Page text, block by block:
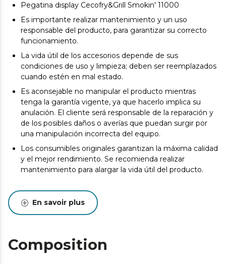
Pegatina display Cecofry&Grill Smokin' 11000
Es importante realizar mantenimiento y un uso
responsable del producto, para garantizar su correcto
funcionamiento.
La vida útil de los accesorios depende de sus
condiciones de uso y limpieza; deben ser reemplazados
cuando estén en mal estado.
Es aconsejable no manipular el producto mientras
tenga la garantía vigente, ya que hacerlo implica su
anulación. El cliente será responsable de la reparación y
de los posibles daños o averías que puedan surgir por
una manipulación incorrecta del equipo.
Los consumibles originales garantizan la máxima calidad
y el mejor rendimiento. Se recomienda realizar
mantenimiento para alargar la vida útil del producto.
En savoir plus
Composition